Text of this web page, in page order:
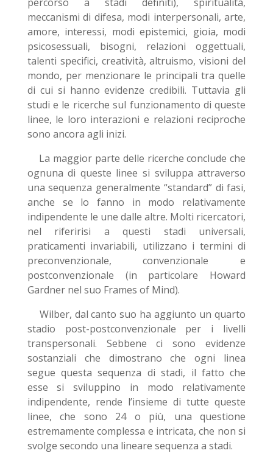
meccanismi di difesa, modi interpersonali, arte,
amore, interessi, modi epistemici, gioia, modi
psicosessuali, bisogni, relazioni oggettuali,
talenti specifici, creatività, altruismo, visioni del
mondo, per menzionare le principali tra quelle
di cui si hanno evidenze credibili. Tuttavia gli
studi e le ricerche sul funzionamento di queste
linee, le loro interazioni e relazioni reciproche
sono ancora agli inizi.
La maggior parte delle ricerche conclude che
ognuna di queste linee si sviluppa attraverso
una sequenza generalmente “standard” di fasi,
anche se lo fanno in modo relativamente
indipendente le une dalle altre. Molti ricercatori,
nel riferirisi a questi stadi universali,
praticamenti invariabili, utilizzano i termini di
preconvenzionale, convenzionale e
postconvenzionale (in particolare Howard
Gardner nel suo Frames of Mind).
Wilber, dal canto suo ha aggiunto un quarto
stadio post-postconvenzionale per i livelli
transpersonali. Sebbene ci sono evidenze
sostanziali che dimostrano che ogni linea
segue questa sequenza di stadi, il fatto che
esse si sviluppino in modo relativamente
indipendente, rende l’insieme di tutte queste
linee, che sono 24 o più, una questione
estremamente complessa e intricata, che non si
svolge secondo una lineare sequenza a stadi.